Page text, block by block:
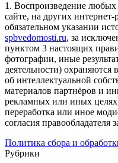
1. Воспроизведение
сайте, на других интернет-
обязательном указании
spbvedomosti.ru, за
пунктом 3 настоящих
фотографии, иные
деятельности) охраняются
об интеллектуальной
материалов партнёров и
рекламных или иных
переработка или иное
согласия правообладателя
Политика сбора и
Рубрики